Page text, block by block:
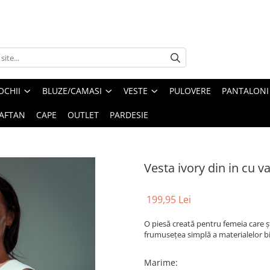
BLUZE/CAMASI VESTE PULOVERE PANTALONI
CAPE OUTLET PARDESIE
Vesta ivory din in cu
199,95 Lei
O piesă creată pentru femeia care
frumusețea simplă a materialelor
Marime: